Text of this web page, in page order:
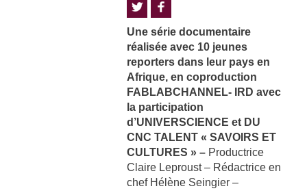
Une série documentaire
réalisée avec 10 jeunes
reporters dans leur pays en
Afrique, en coproduction
FABLABCHANNEL- IRD avec
la participation
d’UNIVERSCIENCE et DU
CNC TALENT « SAVOIRS ET
CULTURES » – Productrice
Claire Leproust – Rédactrice en
chef Hélène Seingier –